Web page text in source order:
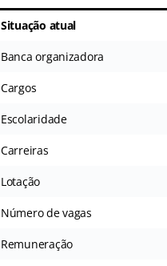
Situação atual
Banca organizadora
Cargos
Escolaridade
Carreiras
Lotação
Número de vagas
Remuneração